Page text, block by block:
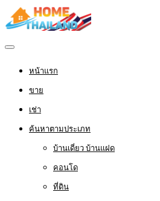
หน้าแรก
ขาย
เช่า
ค้นหาตามประเภท
บ้านเดี่ยว บ้านแฝด
คอนโด
ที่ดิน